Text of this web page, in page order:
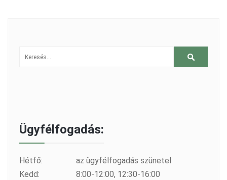
Ügyfélfogadás:
Hétfő:
az ügyfélfogadás szünetel
Kedd:
8:00-12:00, 12:30-16:00